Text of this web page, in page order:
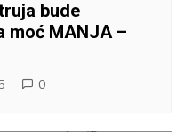
bude
moć MANJA –
0